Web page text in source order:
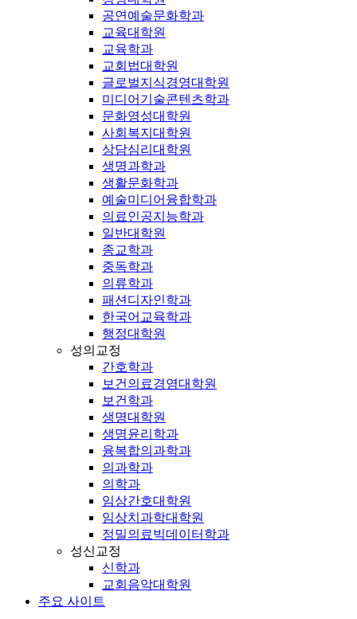
공연예술문화학과
교육대학원
교육학과
교회법대학원
글로벌지식경영대학원
미디어기술콘텐츠학과
문화영성대학원
사회복지대학원
상담심리대학원
생명과학과
생활문화학과
예술미디어융합학과
의료인공지능학과
일반대학원
종교학과
중독학과
의류학과
패션디자인학과
한국어교육학과
행정대학원
성의교정
간호학과
보건의료경영대학원
보건학과
생명대학원
생명윤리학과
융복합의과학과
의과학과
의학과
임상간호대학원
임상치과학대학원
정밀의료빅데이터학과
성신교정
신학과
교회음악대학원
주요 사이트